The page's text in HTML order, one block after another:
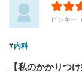
ピンキー
内科
【私のかかりつ